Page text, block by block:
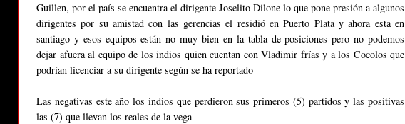
Guillen, por el país se encuentra el dirigente Joselito Dilone lo que pone presión a algunos
dirigentes por su amistad con las gerencias el residió en Puerto Plata y ahora esta en
santiago y esos equipos están no muy bien en la tabla de posiciones pero no podemos
dejar afuera al equipo de los indios quien cuentan con Vladimir frías y a los Cocolos que
podrían licenciar a su dirigente según se ha reportado
Las negativas este año los indios que perdieron sus primeros (5) partidos y las positivas
las (7) que llevan los reales de la vega